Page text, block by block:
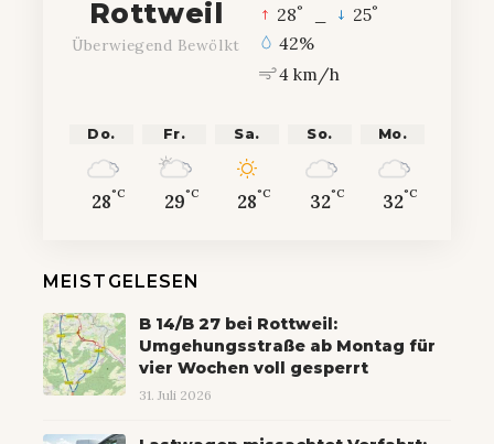
Rottweil
Überwiegend Bewölkt
28° 25°
42%
4 km/h
Do.
28°C
Fr.
29°C
Sa.
28°C
So.
32°C
Mo.
32°C
MEISTGELESEN
B 14/B 27 bei Rottweil:
Umgehungsstraße ab Montag für
vier Wochen voll gesperrt
31. Juli 2026